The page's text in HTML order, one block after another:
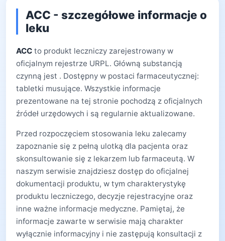
ACC - szczegółowe informacje o
leku
ACC to produkt leczniczy zarejestrowany w
oficjalnym rejestrze URPL. Główną substancją
czynną jest . Dostępny w postaci farmaceutycznej:
tabletki musujące. Wszystkie informacje
prezentowane na tej stronie pochodzą z oficjalnych
źródeł urzędowych i są regularnie aktualizowane.
Przed rozpoczęciem stosowania leku zalecamy
zapoznanie się z pełną ulotką dla pacjenta oraz
skonsultowanie się z lekarzem lub farmaceutą. W
naszym serwisie znajdziesz dostęp do oficjalnej
dokumentacji produktu, w tym charakterystykę
produktu leczniczego, decyzje rejestracyjne oraz
inne ważne informacje medyczne. Pamiętaj, że
informacje zawarte w serwisie mają charakter
wyłącznie informacyjny i nie zastępują konsultacji z